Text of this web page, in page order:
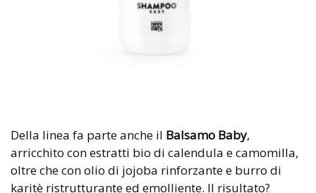
Della linea fa parte anche il Balsamo Baby,
arricchito con estratti bio di calendula e camomilla,
oltre che con olio di jojoba rinforzante e burro di
karitè ristrutturante ed emolliente. Il risultato?